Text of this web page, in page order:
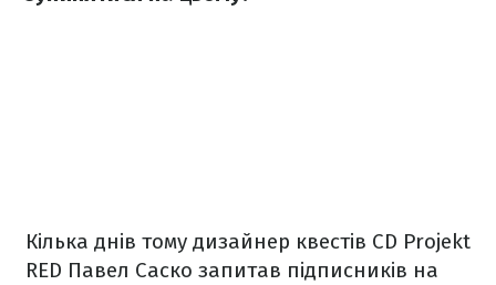
Кілька днів тому дизайнер квестів CD Projekt
RED Павел Саско запитав підписників на